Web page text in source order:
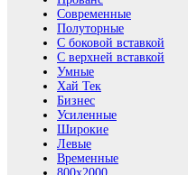
Современные
Полуторные
С боковой вставкой
С верхней вставкой
Умные
Хай Тек
Бизнес
Усиленные
Широкие
Левые
Временные
800х2000